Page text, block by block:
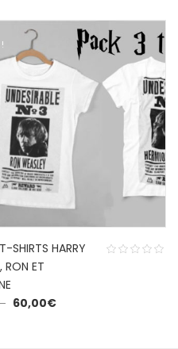
SHIRTS HARRY
RON ET
60,00€